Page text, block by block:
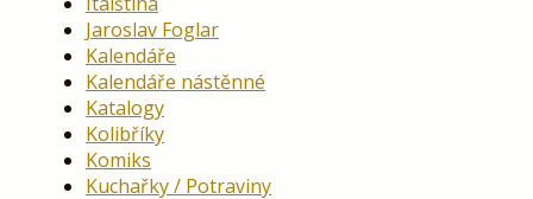
Jaroslav Foglar
Kalendáře
Kalendáře nástěnné
Katalogy
Kolibříky
Komiks
Kuchařky / Potraviny